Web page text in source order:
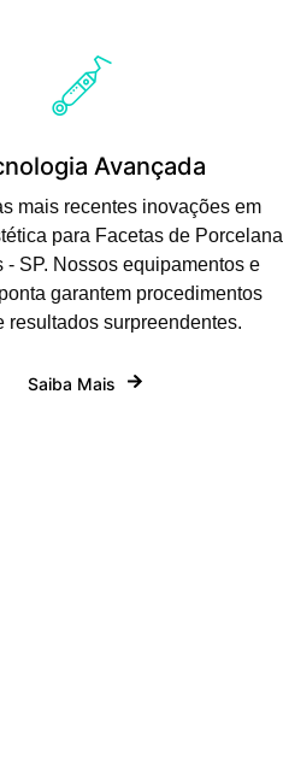
Avançada
mais recentes inovações em
para Facetas de Porcelana
- SP. Nossos equipamentos e
garantem procedimentos
resultados surpreendentes.
Saiba Mais